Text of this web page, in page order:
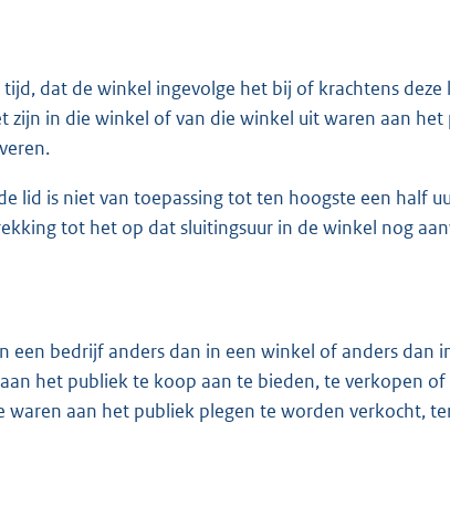
dat de winkel ingevolge het bij of krachtens
zijn in die winkel of van die winkel uit waren aan
lid is niet van toepassing tot ten hoogste een half
tot het op dat sluitingsuur in de winkel nog
een bedrijf anders dan in een winkel of anders dan
het publiek te koop aan te bieden, te verkopen
aan het publiek plegen te worden verkocht,